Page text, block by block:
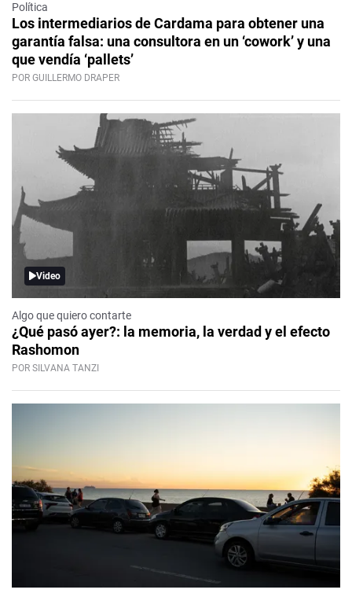
Política
Los intermediarios de Cardama para obtener una
garantía falsa: una consultora en un ‘cowork’ y una
que vendía ‘pallets’
POR GUILLERMO DRAPER
Video
Algo que quiero contarte
¿Qué pasó ayer?: la memoria, la verdad y el efecto
Rashomon
POR SILVANA TANZI